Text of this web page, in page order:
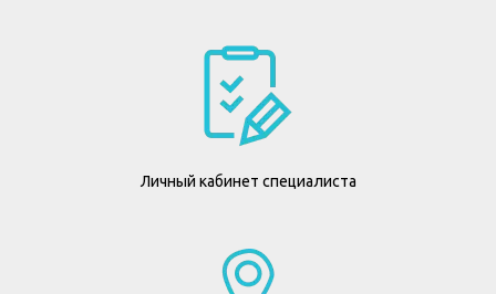
Личный кабинет специалиста